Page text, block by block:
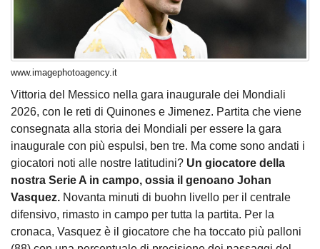
www.imagephotoagency.it
Vittoria del Messico nella gara inaugurale dei Mondiali
2026, con le reti di Quinones e Jimenez. Partita che viene
consegnata alla storia dei Mondiali per essere la gara
inaugurale con più espulsi, ben tre. Ma come sono andati i
giocatori noti alle nostre latitudini? Un giocatore della
nostra Serie A in campo, ossia il genoano Johan
Vasquez. Novanta minuti di buohn livello per il centrale
difensivo, rimasto in campo per tutta la partita. Per la
cronaca, Vasquez è il giocatore che ha toccato più palloni